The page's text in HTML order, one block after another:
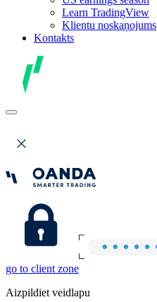
Learn TradingView
Klientu noskaņojums
Kontakts
go to client zone
Aizpildiet veidlapu